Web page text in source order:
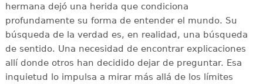
hermana dejó una herida que condiciona
profundamente su forma de entender el mundo. Su
búsqueda de la verdad es, en realidad, una búsqueda
de sentido. Una necesidad de encontrar explicaciones
allí donde otros han decidido dejar de preguntar. Esa
inquietud lo impulsa a mirar más allá de los límites